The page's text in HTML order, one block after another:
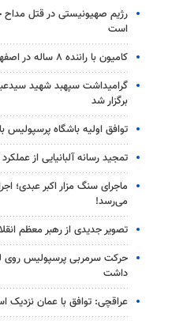
رژیم صهیونیستی در قتل مداح
است
کامیون با راننده ۸ ساله در اصفهان توقیف شد
گرامیداشت سپهبد شهید
برگزار شد
توافق اولیه باشگاه پرسپولیس
تمجید رسانه آلبانیایی از
ماجرای سنگ مزار اکبر عبدی؛
می‌رسد!
تصویر جدیدی از رهبر معظم
حرکت سرمربی پرسپولیس روی لبه
داشت
عراقچی: توافق با عمان نزدیک است/ تکذیب